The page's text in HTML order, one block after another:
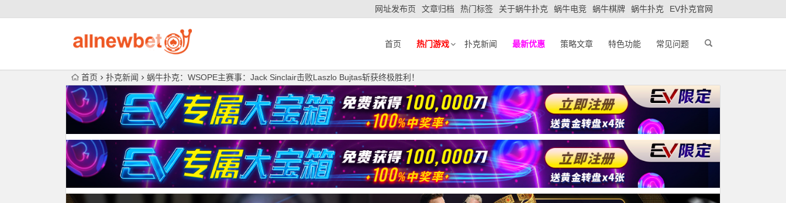
网址发布页 文章归档 热门标签 关于蜗牛扑克 蜗牛电竞 蜗牛棋牌 蜗牛扑克 EV扑克官网
首页 热门游戏 扑克新闻 最新优惠 策略文章 特色功能 常见问题
首页 扑克新闻 蜗牛扑克：WSOPE主赛事：Jack Sinclair击败Laszlo Bujtas斩获终极胜利！